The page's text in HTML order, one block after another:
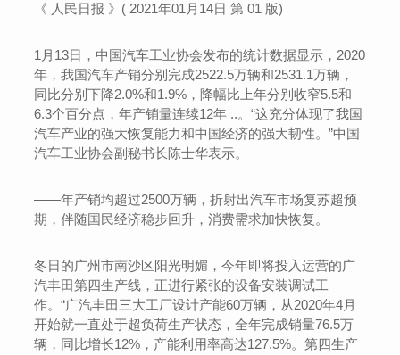
《 人民日报 》( 2021年01月14日 第 01 版)
1月13日，中国汽车工业协会发布的统计数据显示，2020
年，我国汽车产销分别完成2522.5万辆和2531.1万辆，
同比分别下降2.0%和1.9%，降幅比上年分别收窄5.5和
6.3个百分点，年产销量连续12年 ..。“这充分体现了我国
汽车产业的强大恢复能力和中国经济的强大韧性。”中国
汽车工业协会副秘书长陈士华表示。
——年产销均超过2500万辆，折射出汽车市场复苏超预
期，伴随国民经济稳步回升，消费需求加快恢复。
冬日的广州市南沙区阳光明媚，今年即将投入运营的广
汽丰田第四生产线，正进行紧张的设备安装调试工
作。“广汽丰田三大工厂设计产能60万辆，从2020年4月
开始就一直处于超负荷生产状态，全年完成销量76.5万
辆，同比增长12%，产能利用率高达127.5%。第四生产